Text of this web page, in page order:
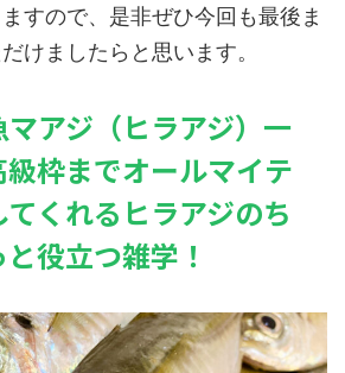
すので、是非ぜひ今回も最後ま
けましたらと思います。
アジ（ヒラアジ）一
枠までオールマイテ
くれるヒラアジのち
と役立つ雑学！